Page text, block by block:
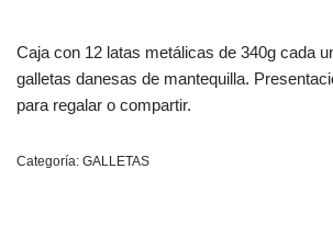
Caja con 12 latas metálicas de 340g cada
galletas danesas de mantequilla.
para regalar o compartir.
Categoría: GALLETAS